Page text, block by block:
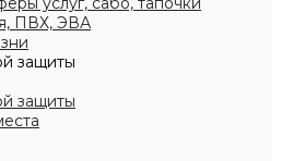
ПВХ, ЭВА
защиты
защиты